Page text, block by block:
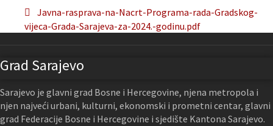
Javna-rasprava-na-Nacrt-Programa-rada-Gradskog-
vijeca-Grada-Sarajeva-za-2024.-godinu.pdf
Grad Sarajevo
Sarajevo je glavni grad Bosne i Hercegovine, njena metropola i
njen najveći urbani, kulturni, ekonomski i prometni centar, glavni
grad Federacije Bosne i Hercegovine i sjedište Kantona Sarajevo.